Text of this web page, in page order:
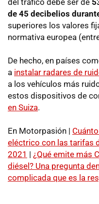
del tráfico debe ser de
de 45 decibelios
superiores los valores
normativa europea
De hecho, en países
a instalar radares de
a los vehículos más
estos dispositivos de
en Suiza.
En Motorpasión |
eléctrico con las tarifas
2021 | ¿Qué emite más
diésel? Una pregunta
complicada que es la